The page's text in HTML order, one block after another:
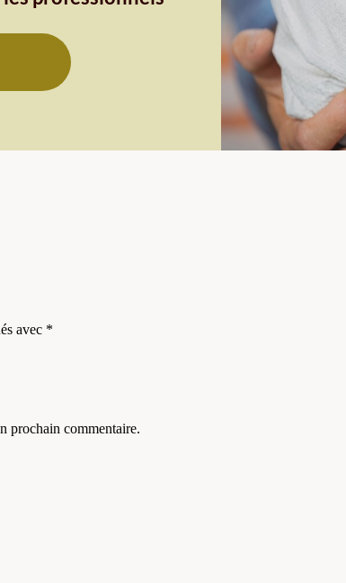
avec *
prochain commentaire.